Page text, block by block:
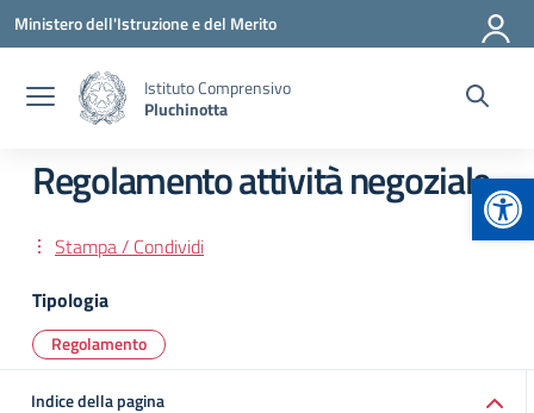
Vai ai contenuti
Vai al menu di navigazione
Vai al footer
Ministero dell'Istruzione e del Merito
Istituto Comprensivo
Pluchinotta
Regolamento attività negoziale
Stampa / Condividi
Tipologia
Regolamento
Indice della pagina